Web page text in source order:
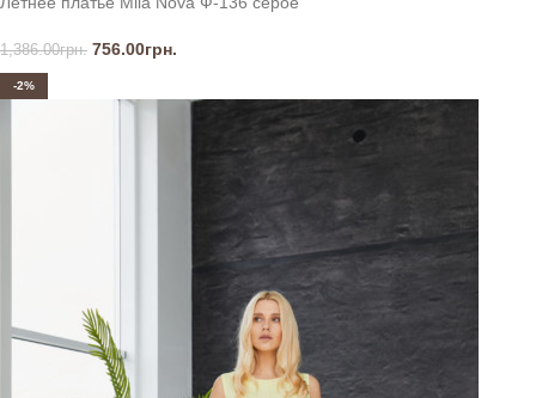
1,386.00грн. 756.00грн.
-2%